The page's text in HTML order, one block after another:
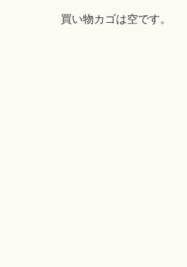
買い物カゴは空です。